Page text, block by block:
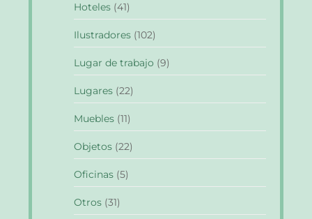
Hoteles (41)
Ilustradores (102)
Lugar de trabajo (9)
Lugares (22)
Muebles (11)
Objetos (22)
Oficinas (5)
Otros (31)